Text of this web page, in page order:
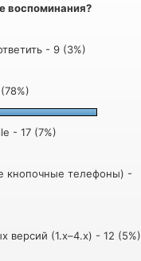
воспоминания?
- 9 (3%)
- 17 (7%)
кнопочные телефоны) -
версий (1.x–4.x) - 12 (5%)